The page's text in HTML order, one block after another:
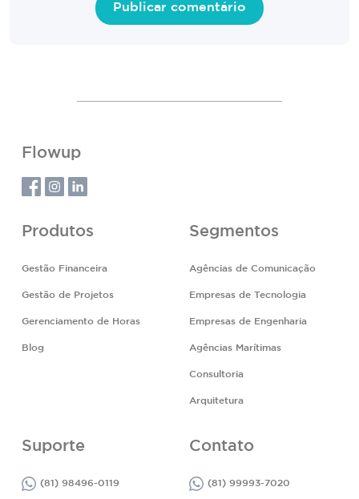
Flowup
Produtos
Gestão Financeira
Gestão de Projetos
Gerenciamento de Horas
Blog
Segmentos
Agências de Comunicação
Empresas de Tecnologia
Empresas de Engenharia
Agências Marítimas
Consultoria
Arquitetura
Suporte
(81) 98496-0119
Contato
(81) 99993-7020